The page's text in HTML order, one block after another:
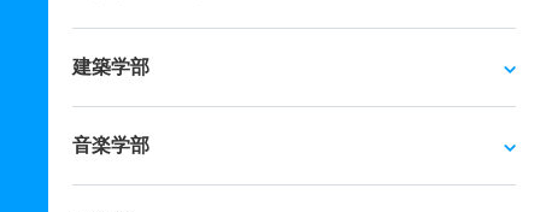
建築学部
音楽学部